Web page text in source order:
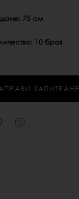
75 см
10 броя
ЗАПИТВАНЕ